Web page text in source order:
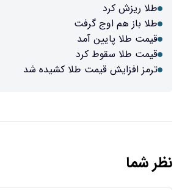
طلا ریزش کرد
طلا باز هم اوج گرفت
قیمت طلا پایین‌ آمد
قیمت طلا سقوط کرد
ترمز افزایش قیمت طلا کشیده شد
نظر شما